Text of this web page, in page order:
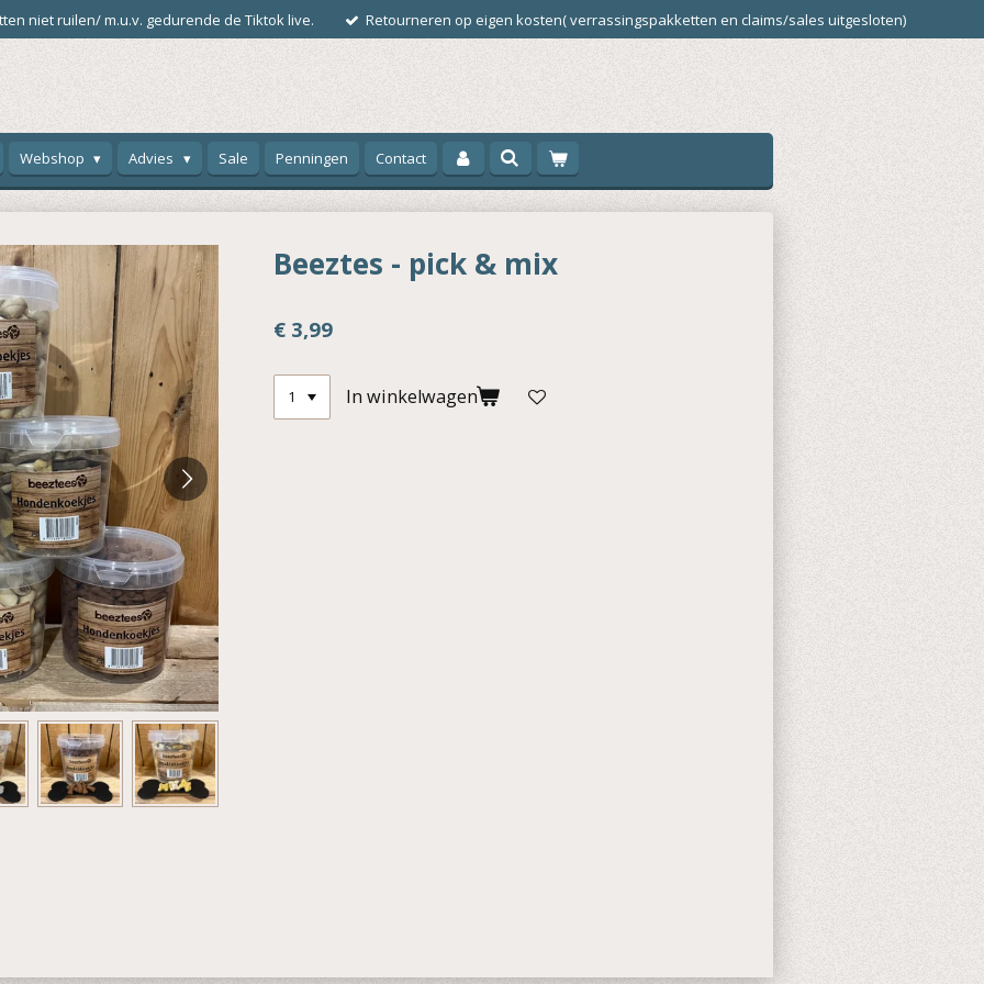
niet ruilen/ m.u.v. gedurende de Tiktok live. Retourneren op eigen kosten( verrassingspakketten en claims/sales uitgesloten)
Webshop Advies Sale Penningen Contact
Beeztes - pick & mix
€ 3,99
In winkelwagen